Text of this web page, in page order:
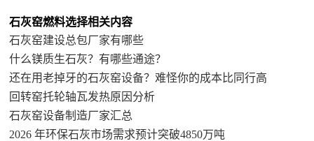
石灰窑燃料选择相关内容
石灰窑建设总包厂家有哪些
什么镁质生石灰？有哪些通途？
还在用老掉牙的石灰窑设备？难怪你的成本比同行高
回转窑托轮轴瓦发热原因分析
石灰窑设备制造厂家汇总
2026 年环保石灰市场需求预计突破4850万吨